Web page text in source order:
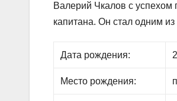
Валерий Чкалов с успехом
капитана. Он стал одним
Дата рождения:
Место рождения: